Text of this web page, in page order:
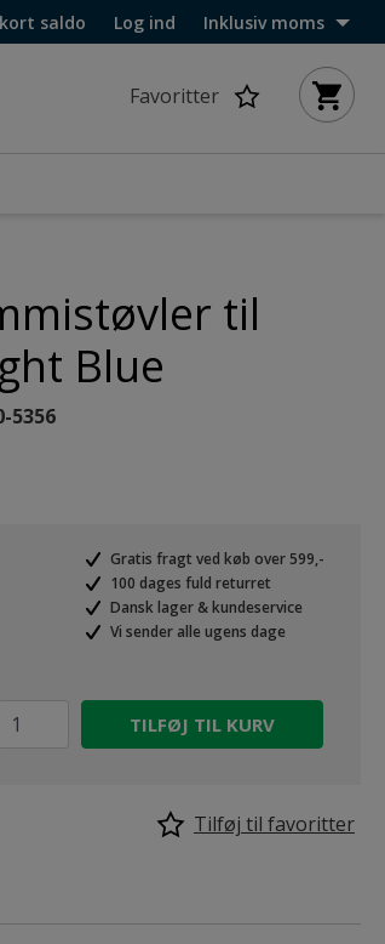
saldo Log ind Inklusiv moms
Favoritter
til
Blue
5356
Gratis fragt ved køb over 599,-
100 dages fuld returret
Dansk lager & kundeservice
Vi sender alle ugens dage
TILFØJ TIL KURV
Tilføj til favoritter